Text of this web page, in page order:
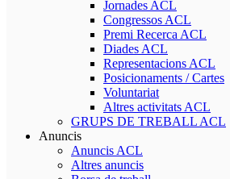
Jornades ACL
Congressos ACL
Premi Recerca ACL
Diades ACL
Representacions ACL
Posicionaments / Cartes
Voluntariat
Altres activitats ACL
GRUPS DE TREBALL ACL
Anuncis
Anuncis ACL
Altres anuncis